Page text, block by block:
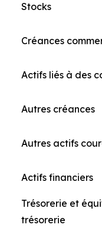
Stocks
Créances
Actifs liés à des
Autres créances
Autres actifs
Actifs financiers
Trésorerie et
trésorerie